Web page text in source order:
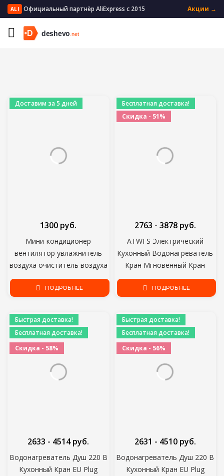
ALI Официальный партнёр AliExpress с 2015 Акции →
Главная Бытовая техника
Доставим за 5 дней
Мини-кондиционер
вентилятор увлажнитель
воздуха очиститель воздуха
Арктика, мобильный
кондиционер, охлаждение
1300 руб.
ПОДРОБНЕЕ
Бесплатная доставка!
Скидка - 51%
ATWFS Электрический
Кухонный Водонагреватель
Кран Мгновенный Кран
Горячей Воды Нагреватель
Холодного Отопления Кран
Водонагреватель
2763 - 3878 руб.
ПОДРОБНЕЕ
Быстрая доставка!
Бесплатная доставка!
Скидка - 58%
Водонагреватель Душ 220 В
Кухонный Кран EU Plug
2633 - 4514 руб.
Быстрая доставка!
Бесплатная доставка!
Скидка - 56%
Водонагреватель Душ 220 В
Кухонный Кран EU Plug
2631 - 4510 руб.